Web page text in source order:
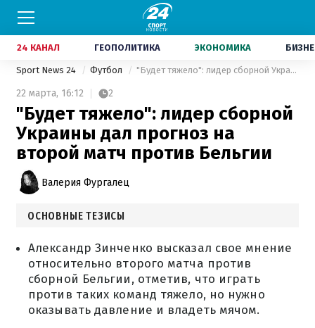
24 КАНАЛ ГЕОПОЛИТИКА ЭКОНОМИКА
Sport News 24 Футбол "Будет тяжело": лидер сборной Украины дал прогноз на второй матч против Бельгии
22 марта, 16:12 2
"Будет тяжело": лидер сборной
Украины дал прогноз на
второй матч против Бельгии
Валерия Фургалец
ОСНОВНЫЕ ТЕЗИСЫ
Александр Зинченко высказал свое мнение
относительно второго матча против
сборной Бельгии, отметив, что играть
против таких команд тяжело, но нужно
оказывать давление и владеть мячом.